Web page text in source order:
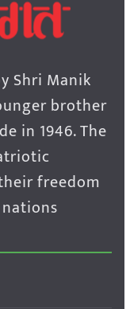
Shri Manik
brother
in 1946. The
freedom